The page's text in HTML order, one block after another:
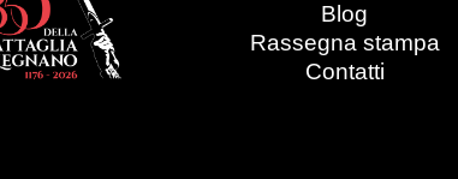
Blog
Rassegna stampa
Contatti